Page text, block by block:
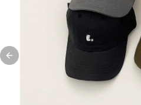
Previous slide